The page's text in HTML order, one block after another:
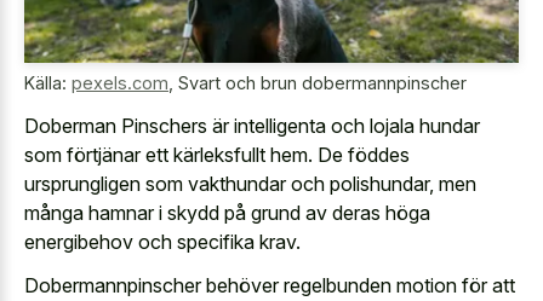
Källa: pexels.com Svart och brun dobermannpinscher
Doberman Pinschers är intelligenta och lojala hundar
som förtjänar ett kärleksfullt hem. De föddes
ursprungligen som vakthundar och polishundar, men
många hamnar i skydd på grund av deras höga
energibehov och specifika krav.
Dobermannpinscher behöver regelbunden motion för att